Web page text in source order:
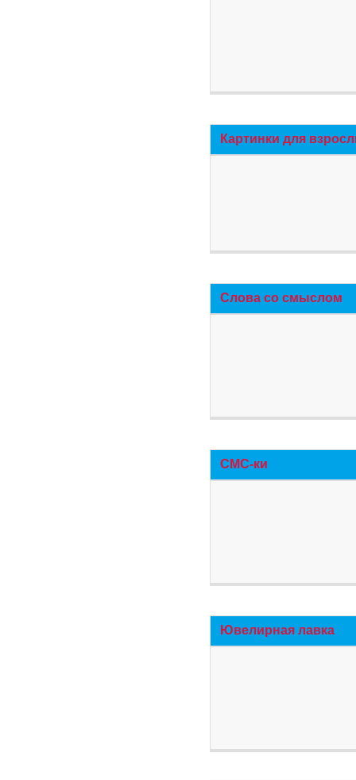
Картинки для
Слова со смыслом
СМС-ки
Ювелирная лавка